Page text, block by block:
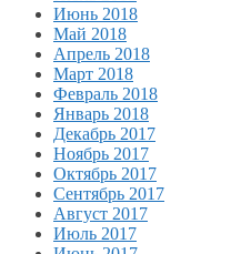
Июнь 2018
Май 2018
Апрель 2018
Март 2018
Февраль 2018
Январь 2018
Декабрь 2017
Ноябрь 2017
Октябрь 2017
Сентябрь 2017
Август 2017
Июль 2017